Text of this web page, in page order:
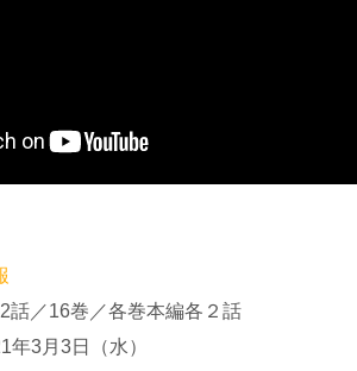
／16巻／各巻本編各２話
3月3日（水）